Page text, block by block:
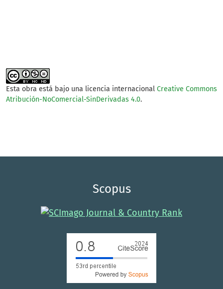
Esta obra está bajo una licencia internacional Creative Commons
Atribución-NoComercial-SinDerivadas 4.0.
Scopus